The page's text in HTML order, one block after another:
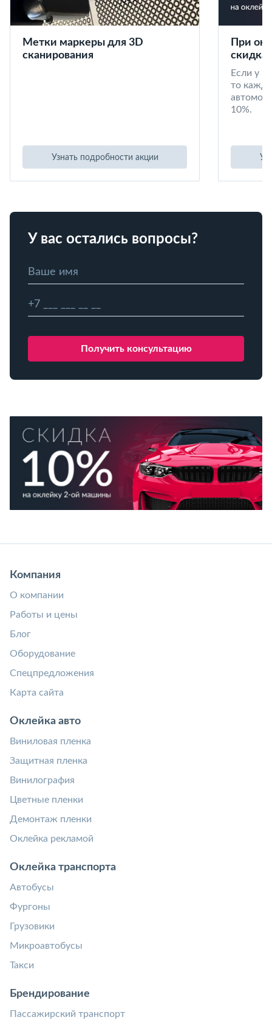
Метки маркеры для 3D
сканирования
Узнать подробности акции
При
скидка
Если у
то
10%.
У вас остались вопросы?
Компания
О компании
Работы и цены
Блог
Оборудование
Спецпредложения
Карта сайта
Оклейка авто
Виниловая пленка
Защитная пленка
Винилография
Цветные пленки
Демонтаж пленки
Оклейка рекламой
Оклейка транспорта
Автобусы
Фургоны
Грузовики
Микроавтобусы
Такси
Брендирование
Пассажирский транспорт